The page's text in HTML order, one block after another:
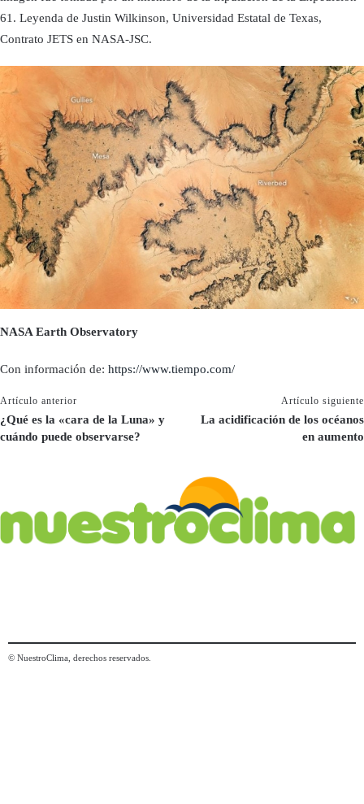
61. Leyenda de Justin Wilkinson, Universidad Estatal de Texas,
Contrato JETS en NASA-JSC.
NASA Earth Observatory
Con información de: https://www.tiempo.com/
Artículo anterior
¿Qué es la «cara de la Luna» y
cuándo puede observarse?
Artículo siguiente
La acidificación de los océanos
en aumento
© NuestroClima, derechos reservados.